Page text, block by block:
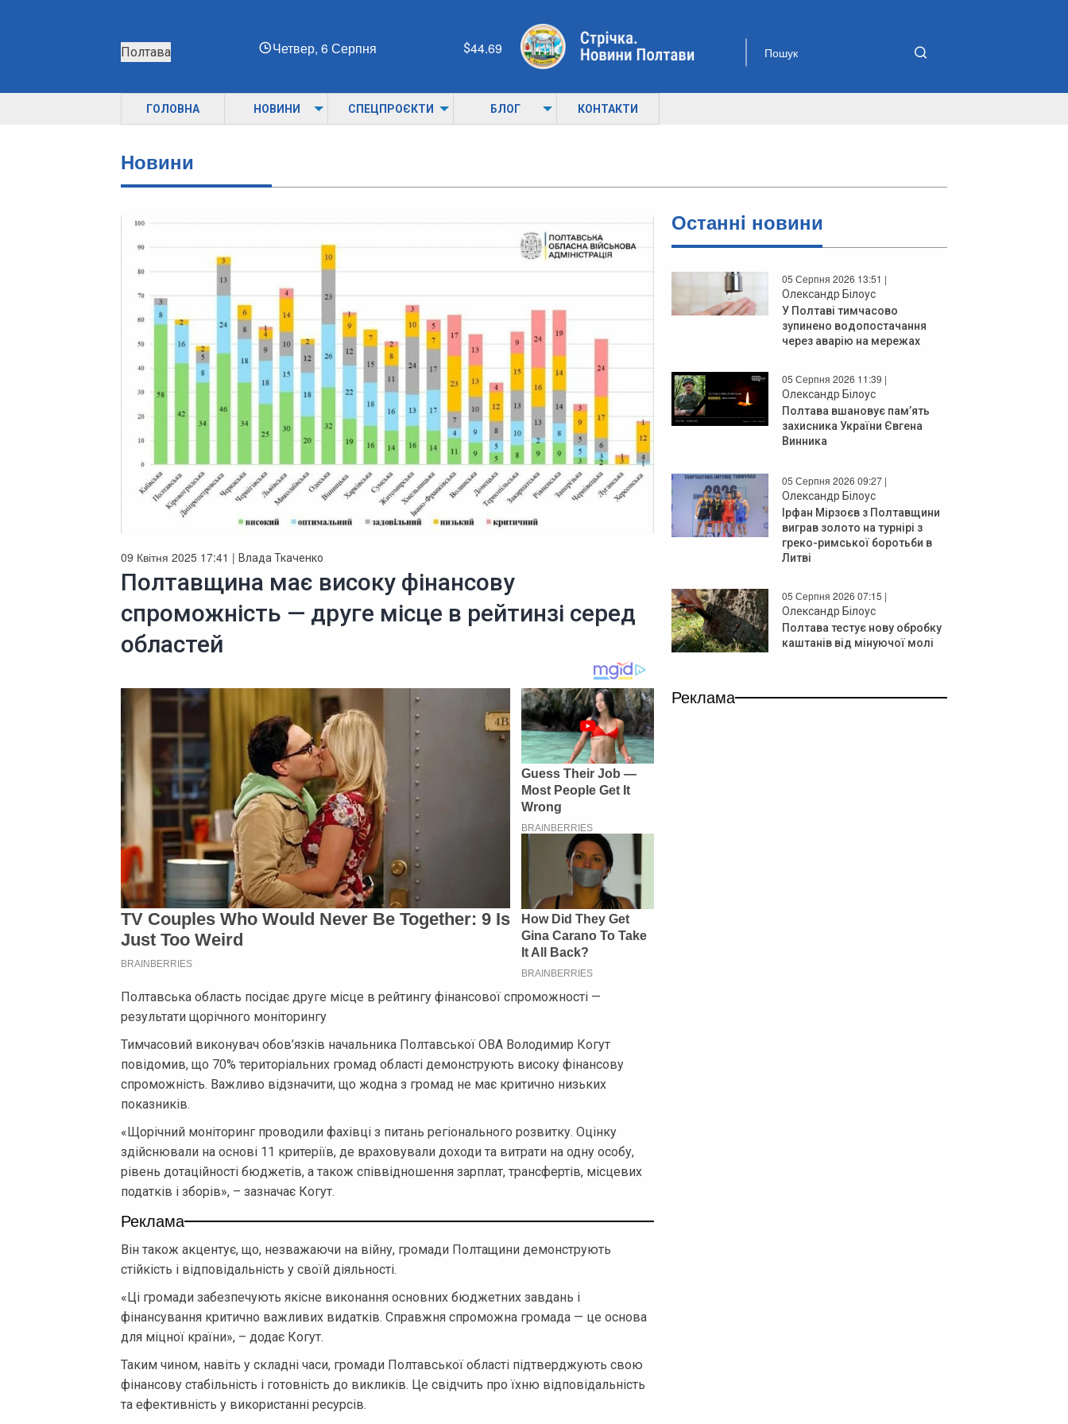
Полтава Четвер, 6 Серпня 44.69
ГОЛОВНА НОВИНИ СПЕЦПРОЄКТИ БЛОГ КОНТАКТИ
Новини
09 Квітня 2025 17:41 | Влада Ткаченко
Полтавщина має високу фінансову
спроможність — друге місце в рейтинзі серед
областей
Полтавська область посідає друге місце в рейтингу фінансової спроможності —
результати щорічного моніторингу
Тимчасовий виконувач обов’язків начальника Полтавської ОВА Володимир Когут
повідомив, що 70% територіальних громад області демонструють високу фінансову
спроможність. Важливо відзначити, що жодна з громад не має критично низьких
показників.
«Щорічний моніторинг проводили фахівці з питань регіонального розвитку. Оцінку
здійснювали на основі 11 критеріїв, де враховували доходи та витрати на одну особу,
рівень дотаційності бюджетів, а також співвідношення зарплат, трансфертів, місцевих
податків і зборів», – зазначає Когут.
Реклама
Він також акцентує, що, незважаючи на війну, громади Полтащини демонструють
стійкість і відповідальність у своїй діяльності.
«Ці громади забезпечують якісне виконання основних бюджетних завдань і
фінансування критично важливих видатків. Справжня спроможна громада — це основа
для міцної країни», – додає Когут.
Таким чином, навіть у складні часи, громади Полтавської області підтверджують свою
фінансову стабільність і готовність до викликів. Це свідчить про їхню відповідальність
та ефективність у використанні ресурсів.
Останнi новини
05 Серпня 2026 13:51 |
Олександр Білоус
У Полтаві тимчасово
зупинено водопостачання
через аварію на мережах
05 Серпня 2026 11:39 |
Олександр Білоус
Полтава вшановує пам’ять
захисника України Євгена
Винника
05 Серпня 2026 09:27 |
Олександр Білоус
Ірфан Мірзоєв з Полтавщини
виграв золото на турнірі з
греко-римської боротьби в
Литві
05 Серпня 2026 07:15 |
Олександр Білоус
Полтава тестує нову обробку
каштанів від мінуючої молі
Реклама